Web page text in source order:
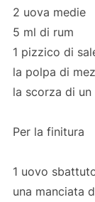
2 uova medie
5 ml di rum
1 pizzico di
la polpa di
la scorza di
Per la finitura
1 uovo
una manciata